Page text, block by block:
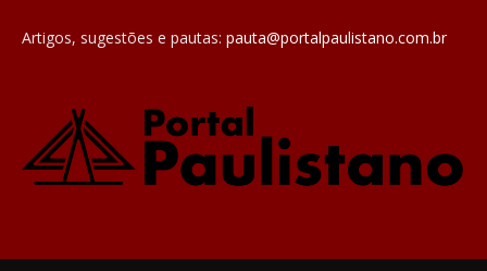
Artigos, sugestões e pautas: pauta@portalpaulistano.com.br